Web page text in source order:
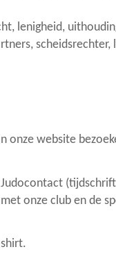
lenigheid,
scheidsrechter,
onze website
onze club en de